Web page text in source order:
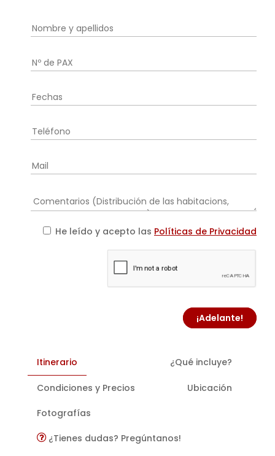
He leído y acepto las Políticas de Privacidad
¡Adelante!
Itinerario ¿Qué incluye?
Condiciones y Precios Ubicación
Fotografías
¿Tienes dudas? Pregúntanos!